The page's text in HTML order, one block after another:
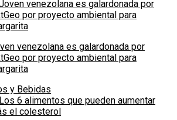
venezolana es galardonada por
por proyecto ambiental para
y Bebidas